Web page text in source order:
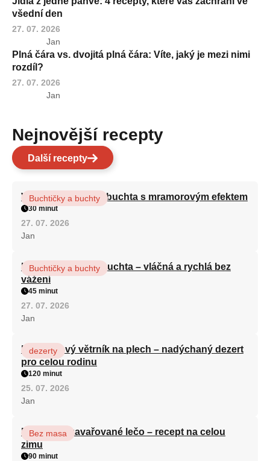
všední den
27. 07. 2026
Jan
Plná čára vs. dvojitá plná čára: Víte, jaký je mezi nimi
rozdíl?
27. 07. 2026
Jan
Nejnovější recepty
Další recepty
Vláčná olejová litá buchta s mramorovým efektem
Buchtičky a buchty
30 minut
27. 07. 2026
Jan
Hrnková maková buchta – vláčná a rychlá bez
vážení
Buchtičky a buchty
45 minut
27. 07. 2026
Jan
Karamelový větrník na plech – nadýchaný dezert
pro celou rodinu
dezerty
120 minut
25. 07. 2026
Jan
Babiččino zavařované lečo – recept na celou
zimu
Bez masa
90 minut